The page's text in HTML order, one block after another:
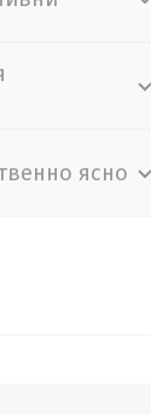
ясно